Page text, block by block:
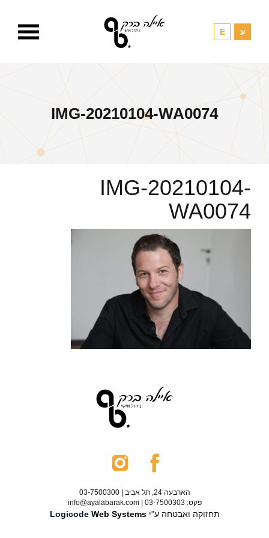
IMG-20210104-WA0074
IMG-20210104-
WA0074
הארבעה 24, תל אביב | 03-7500300
פקס: 03-7500303 | info@ayalabarak.com
תחזוקה ואבטחה ע"י Logicode Web Systems